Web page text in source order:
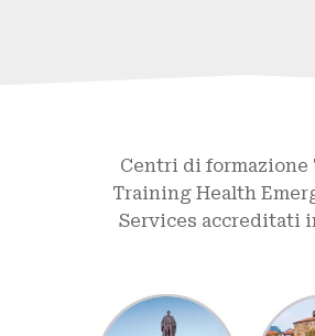
Centri di formazione
Training Health
Services accreditati